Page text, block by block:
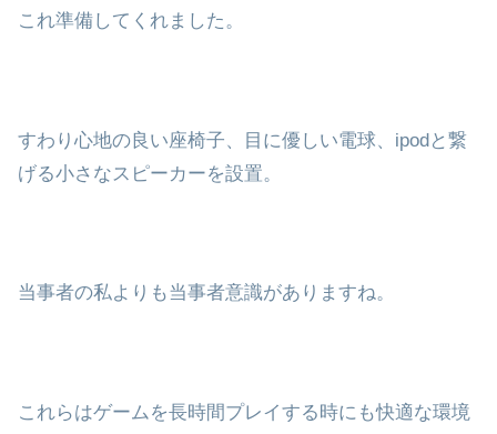
これ準備してくれました。
すわり心地の良い座椅子、目に優しい電球、ipodと繋
げる小さなスピーカーを設置。
当事者の私よりも当事者意識がありますね。
これらはゲームを長時間プレイする時にも快適な環境